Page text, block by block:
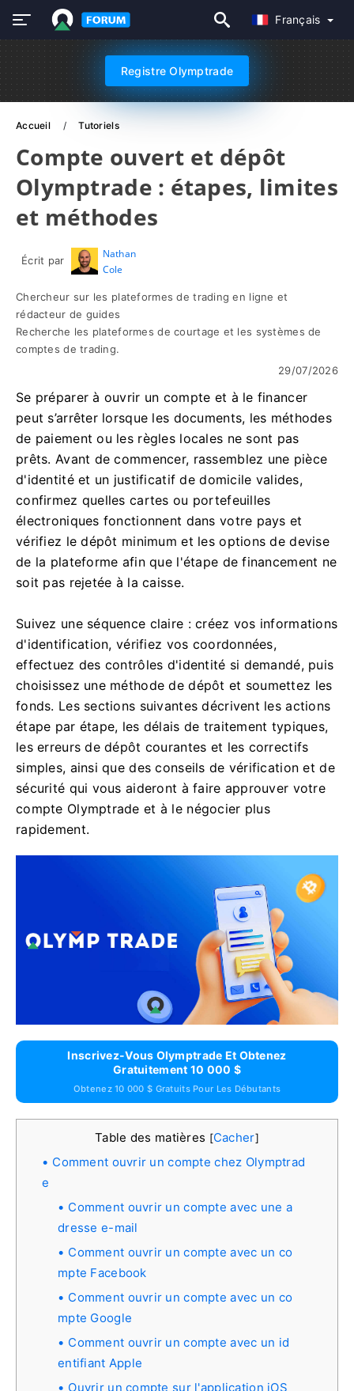
Français
Registre Olymptrade
Accueil Tutoriels
Compte ouvert et dépôt
Olymptrade : étapes, limites
et méthodes
Écrit par
Nathan
Cole
Chercheur sur les plateformes de trading en ligne et
rédacteur de guides
Recherche les plateformes de courtage et les systèmes de
comptes de trading.
29/07/2026
Se préparer à ouvrir un compte et à le financer
peut s’arrêter lorsque les documents, les méthodes
de paiement ou les règles locales ne sont pas
prêts. Avant de commencer, rassemblez une pièce
d'identité et un justificatif de domicile valides,
confirmez quelles cartes ou portefeuilles
électroniques fonctionnent dans votre pays et
vérifiez le dépôt minimum et les options de devise
de la plateforme afin que l'étape de financement ne
soit pas rejetée à la caisse.
Suivez une séquence claire : créez vos informations
d'identification, vérifiez vos coordonnées,
effectuez des contrôles d'identité si demandé, puis
choisissez une méthode de dépôt et soumettez les
fonds. Les sections suivantes décrivent les actions
étape par étape, les délais de traitement typiques,
les erreurs de dépôt courantes et les correctifs
simples, ainsi que des conseils de vérification et de
sécurité qui vous aideront à faire approuver votre
compte Olymptrade et à le négocier plus
rapidement.
Inscrivez-Vous Olymptrade Et Obtenez
Gratuitement 10 000 $
Obtenez 10 000 $ Gratuits Pour Les Débutants
Table des matières [Cacher]
Comment ouvrir un compte chez Olymptrad
e
Comment ouvrir un compte avec une a
dresse e-mail
Comment ouvrir un compte avec un co
mpte Facebook
Comment ouvrir un compte avec un co
mpte Google
Comment ouvrir un compte avec un id
entifiant Apple
Ouvrir un compte sur l'application iOS